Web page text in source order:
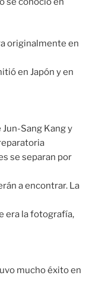
originalmente en
en Japón y en
Sang Kang y
se separan por
a encontrar. La
era la fotografía,
mucho éxito en